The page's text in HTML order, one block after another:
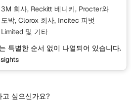
3M 회사, Reckitt 베니키, Procter와
도박, Clorox 회사, Incitec 피벗
Limited 및 기타
특별한 순서 없이 나열되어 있습니다.
고 싶으신가요?